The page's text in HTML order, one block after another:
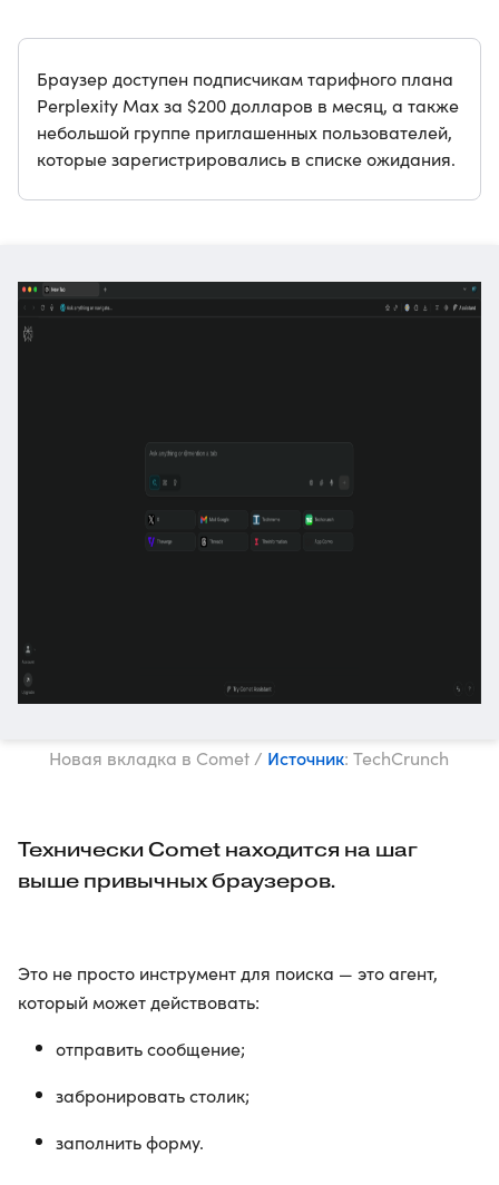
Браузер доступен подписчикам тарифного плана
Perplexity Max за $200 долларов в месяц, а также
небольшой группе приглашенных пользователей,
которые зарегистрировались в списке ожидания.
Новая вкладка в Comet / Источник: TechCrunch
Технически Comet находится на шаг
выше привычных браузеров.
Это не просто инструмент для поиска — это агент,
который может действовать:
отправить сообщение;
забронировать столик;
заполнить форму.